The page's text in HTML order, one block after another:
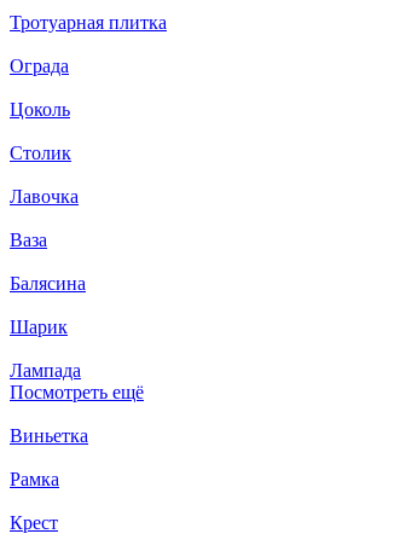
Тротуарная плитка
Ограда
Цоколь
Столик
Лавочка
Ваза
Балясина
Шарик
Лампада
Посмотреть ещё
Виньетка
Рамка
Крест